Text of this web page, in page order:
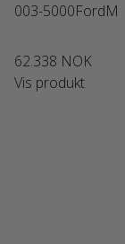
003-5000FordM
62.338 NOK
Vis produkt